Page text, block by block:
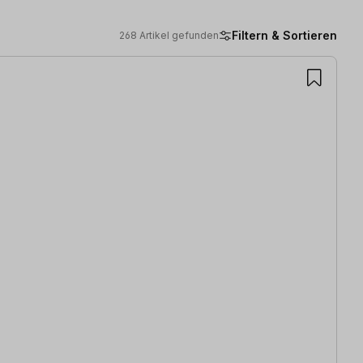
268 Artikel gefunden Filtern & Sortieren